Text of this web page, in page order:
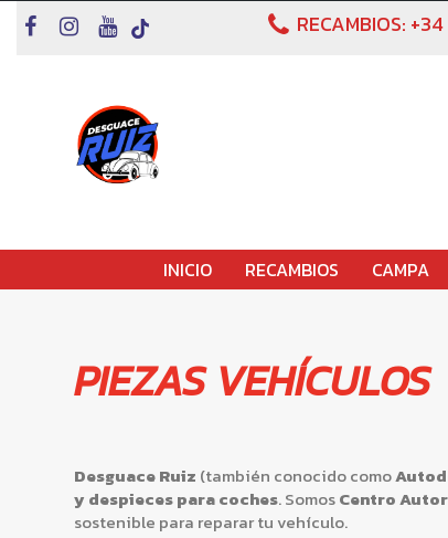
RECAMBIOS:
INICIO RECAMBIOS CAMPA
PIEZAS VEHÍCULOS
Desguace Ruiz (también conocido como
y despieces para coches. SomosCentro
sostenible para reparar tu vehículo.